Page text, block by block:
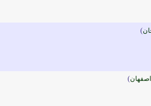
)
اصفهان)